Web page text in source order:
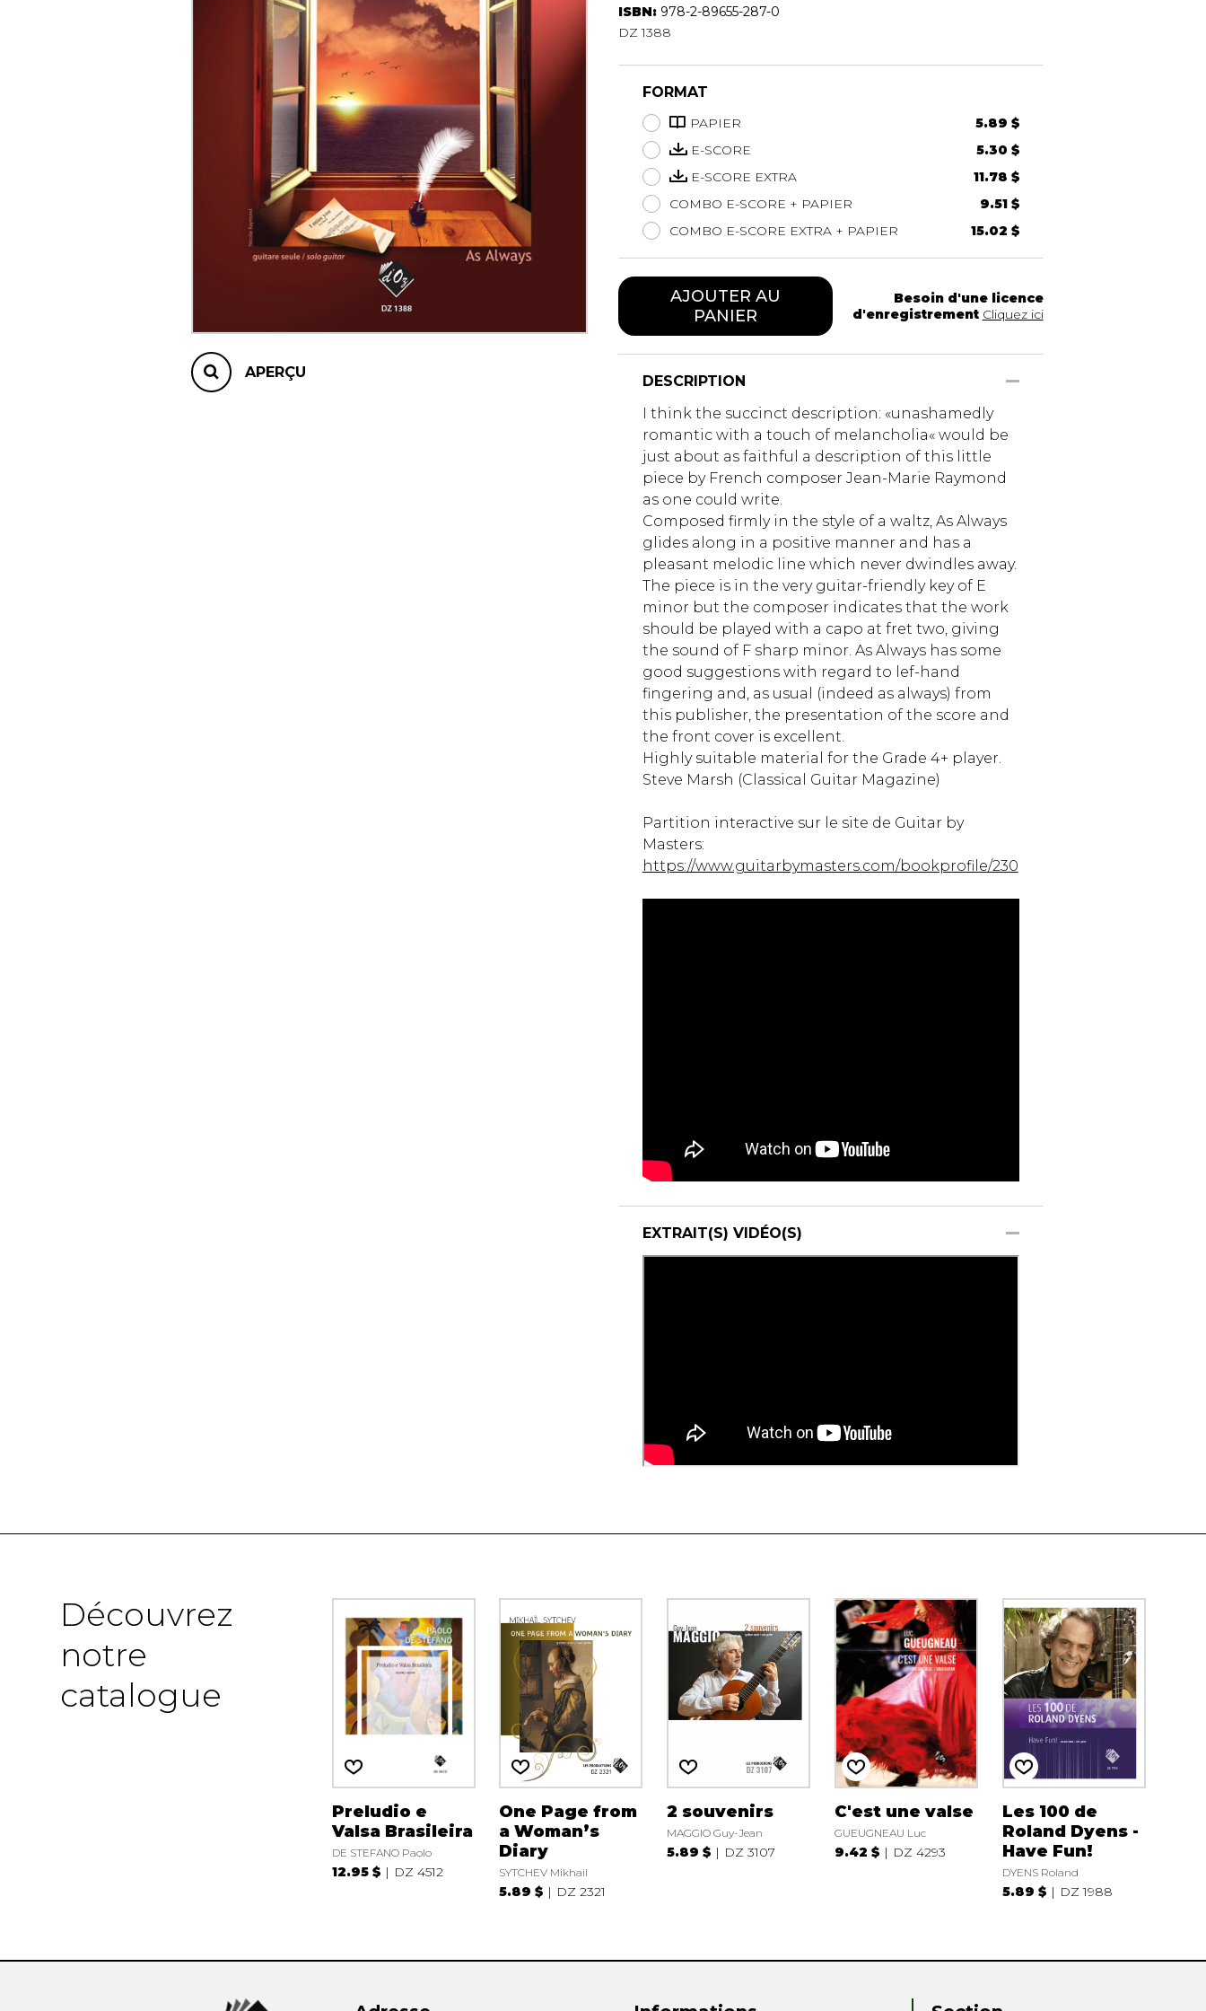
Hautbois
Luth
Percussion
Piano
Saxophone
Trompette
Tuba
Ukulélé
APERÇU
ISBN: 978-2-89655-287-0
DZ 1388
FORMAT
PAPIER
5.89 $
E-SCORE
5.30 $
E-SCORE EXTRA
11.78 $
COMBO E-SCORE + PAPIER
9.51 $
COMBO E-SCORE EXTRA + PAPIER
15.02 $
AJOUTER AU
PANIER
Besoin d'une licence
d'enregistrement Cliquez ici
DESCRIPTION
I think the succinct description: «unashamedly
romantic with a touch of melancholia« would be
just about as faithful a description of this little
piece by French composer Jean-Marie Raymond
as one could write.
Composed firmly in the style of a waltz, As Always
glides along in a positive manner and has a
pleasant melodic line which never dwindles away.
The piece is in the very guitar-friendly key of E
minor but the composer indicates that the work
should be played with a capo at fret two, giving
the sound of F sharp minor. As Always has some
good suggestions with regard to lef-hand
fingering and, as usual (indeed as always) from
this publisher, the presentation of the score and
the front cover is excellent.
Highly suitable material for the Grade 4+ player.
Steve Marsh (Classical Guitar Magazine)
Partition interactive sur le site de Guitar by
Masters:
https://www.guitarbymasters.com/bookprofile/230
EXTRAIT(S) VIDÉO(S)
Découvrez
notre
catalogue
Preludio e
Valsa Brasileira
DE STEFANO Paolo
12.95 $ DZ 4512
One Page from
a Woman’s
Diary
SYTCHEV Mikhail
5.89 $ DZ 2321
2 souvenirs
MAGGIO Guy-Jean
5.89 $ DZ 3107
C'est une valse
GUEUGNEAU Luc
9.42 $ DZ 4293
Les 100 de
Roland Dyens -
Have Fun!
DYENS Roland
5.89 $ DZ 1988